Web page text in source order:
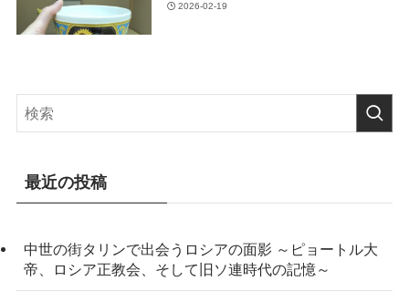
2026-02-19
最近の投稿
中世の街タリンで出会うロシアの面影 ～ピョートル大
帝、ロシア正教会、そして旧ソ連時代の記憶～